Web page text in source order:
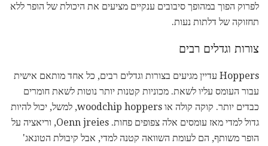
לפרוק הפוך במהופך סיבובים ענקיים מציעים את היכולת של הופר ללא
תחזוקה של דלתות נעות.
צורות וגדלים רבים
Hoppers עדיין מגיעים בצורות וגדלים רבים, כל אחד מותאם אישית
עבור העומס עליו לשאת. מכוניות קטנות יותר נוטות לשאת חומרים
כבדים יותר. קוקה קולה או woodchip hoppers, למשל, יכול להיות
גדול למדי מאז עומסים אלה צפופים פחות. Oenn jreies, וריאציה על
הופר משותף, הם לעומת השוואה קטנה למדי, אבל קיבולת הטונאג'